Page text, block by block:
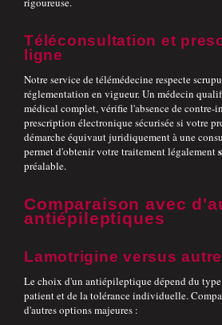
Téléconsultation et
ligne
Notre service de télémédecine respecte
réglementation en vigueur. Un médecin
médical complet, vérifie l'absence de contre-
prescription électronique sécurisée si votre
démarche équivaut juridiquement à une
permet d'obtenir votre traitement légalement
préalable.
Comparaison avec
antiépileptiques
Lamotrigine versus
Le choix d'un antiépileptique dépend du
patient et de la tolérance individuelle.
d'autres options majeures :